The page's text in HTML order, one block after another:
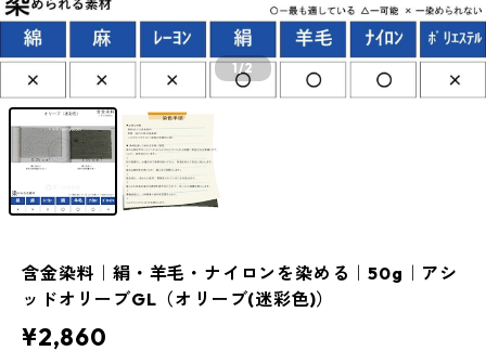
1/2
含金染料｜絹・羊毛・ナイロンを染める｜50g｜アシ
ッドオリーブGL（オリーブ(迷彩色)）
¥2,860